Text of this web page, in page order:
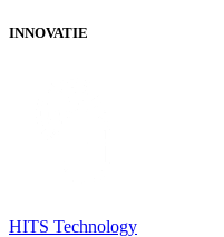
INNOVATIE
HITS Technology